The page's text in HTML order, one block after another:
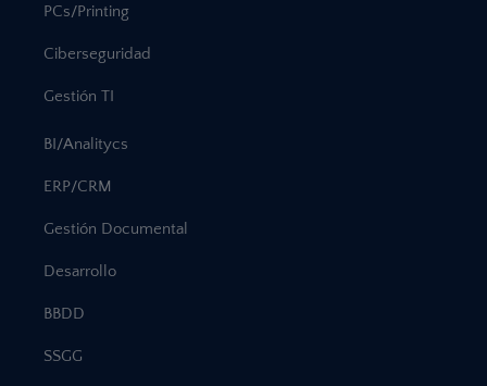
PCs/Printing
Ciberseguridad
Gestión TI
BI/Analitycs
ERP/CRM
Gestión Documental
Desarrollo
BBDD
SSGG